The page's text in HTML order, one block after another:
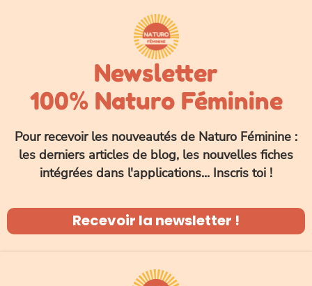
Newsletter
100% Naturo Féminine
Pour recevoir les nouveautés de Naturo Féminine :
les derniers articles de blog, les nouvelles fiches
intégrées dans l'applications... Inscris toi !
Recevoir la newsletter !